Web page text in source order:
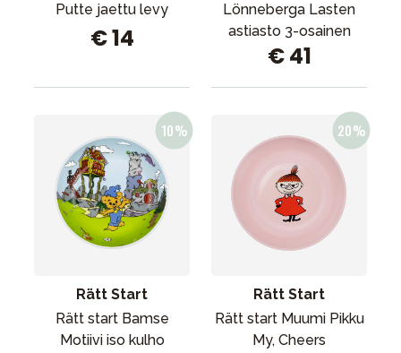
Putte jaettu levy
€ 14
Lönneberga Lasten
astiasto 3-osainen
€ 41
Rätt Start
Rätt start Bamse
Motiivi iso kulho
Rätt Start
Rätt start Muumi Pikku
My, Cheers